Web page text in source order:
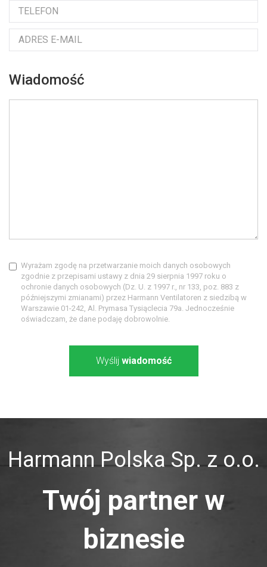
Wiadomość
Wyrażam zgodę na przetwarzanie moich danych osobowych
zgodnie z przepisami ustawy z dnia 29 sierpnia 1997 roku o
ochronie danych osobowych (Dz. U. z 1997 r., nr 133, poz. 883 z
późniejszymi zmianami) przez Harmann Ventilatoren z siedzibą w
Warszawie 01-242, Al. Prymasa Tysiąclecia 79a. Jednocześnie
oświadczam, że dane podaję dobrowolnie.
Wyślij wiadomość
Harmann Polska Sp. z o.o.
Twój partner w
biznesie